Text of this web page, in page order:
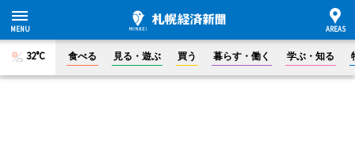
32°C 食べる 見る・遊ぶ 買う 暮らす・働く 学ぶ・知る